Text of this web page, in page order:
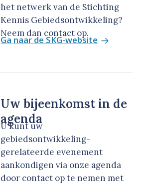
het netwerk van de Stichting
Kennis Gebiedsontwikkeling?
Neem dan contact op.
Ga naar de SKG-website
Uw bijeenkomst in de
agenda
U kunt uw
gebiedsontwikkeling-
gerelateerde evenement
aankondigen via onze agenda
door contact op te nemen met